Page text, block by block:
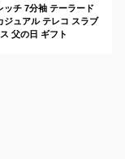
ッチ 7分袖 テーラード
ジュアル テレコ スラブ
父の日 ギフト